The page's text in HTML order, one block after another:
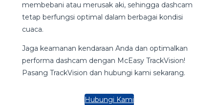
membebani atau merusak aki, sehingga dashcam
tetap berfungsi optimal dalam berbagai kondisi
cuaca.
Jaga keamanan kendaraan Anda dan optimalkan
performa dashcam dengan McEasy TrackVision!
Pasang TrackVision dan hubungi kami sekarang.
Hubungi Kami